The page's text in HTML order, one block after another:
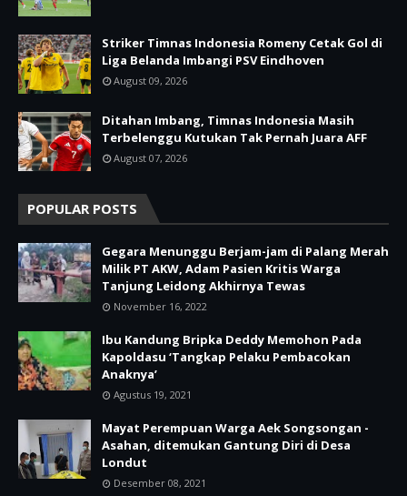
Striker Timnas Indonesia Romeny Cetak Gol di
Liga Belanda Imbangi PSV Eindhoven
August 09, 2026
Ditahan Imbang, Timnas Indonesia Masih
Terbelenggu Kutukan Tak Pernah Juara AFF
August 07, 2026
POPULAR POSTS
Gegara Menunggu Berjam-jam di Palang Merah
Milik PT AKW, Adam Pasien Kritis Warga
Tanjung Leidong Akhirnya Tewas
November 16, 2022
Ibu Kandung Bripka Deddy Memohon Pada
Kapoldasu ‘Tangkap Pelaku Pembacokan
Anaknya’
Agustus 19, 2021
Mayat Perempuan Warga Aek Songsongan -
Asahan, ditemukan Gantung Diri di Desa
Londut
Desember 08, 2021